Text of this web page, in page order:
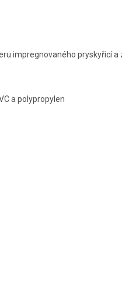
impregnovaného pryskyřicí
a polypropylen